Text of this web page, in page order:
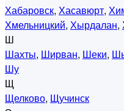
Хабаровск, Хасавюрт,
Хмельницкий, Хырдалан,
Ш
Шахты, Ширван, Шеки,
Шу
Щ
Щелково, Щучинск